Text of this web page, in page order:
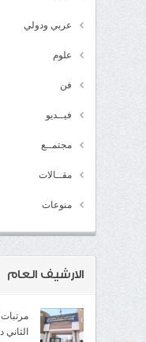
عربي ودولي
علوم
فن
فيــديو
مجتمــع
مقــالات
منوعات
الارشيف العام